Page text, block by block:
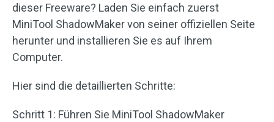
dieser Freeware? Laden Sie einfach zuerst
MiniTool ShadowMaker von seiner offiziellen Seite
herunter und installieren Sie es auf Ihrem
Computer.
Hier sind die detaillierten Schritte:
Schritt 1: Führen Sie MiniTool ShadowMaker